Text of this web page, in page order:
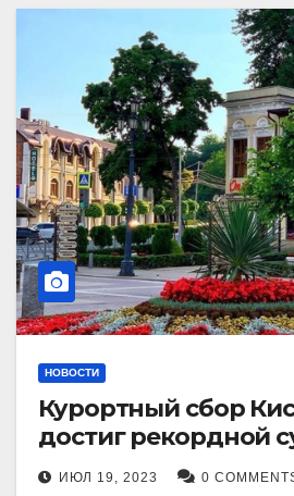
НОВОСТИ
Курортный сбор
достиг рекордной
ИЮЛ 19, 2023 0